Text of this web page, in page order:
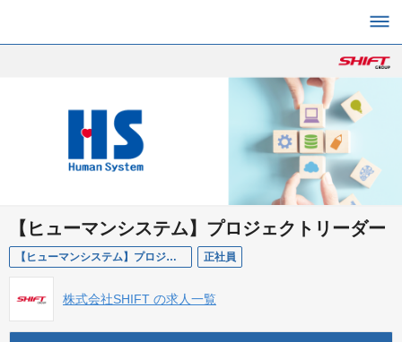
【ヒューマンシステム】プロジェクトリーダー
【ヒューマンシステム】プロジェクトリーダー 正社員
株式会社SHIFT の求人一覧